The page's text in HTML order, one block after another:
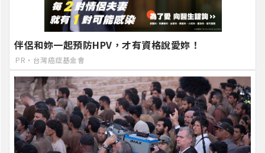
伴侶和妳一起預防HPV，才有資格說愛妳！
PR・台灣癌症基金會